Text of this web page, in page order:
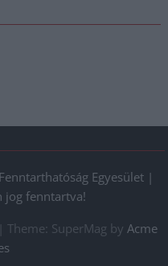
Egyesület |
jog fenntartva!
Theme: SuperMag by Acme